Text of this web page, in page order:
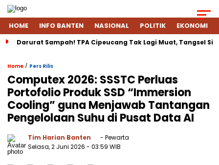
HOME INFO BANTEN NASIONAL POLITIK EKONOMI
Darurat Sampah! TPA Cipeucang Tak Lagi Muat, Tangsel
Home / Pers Rilis
Computex 2026: SSSTC Perluas
Portofolio Produk SSD “Immersion
Cooling” guna Menjawab Tantangan
Pengelolaan Suhu di Pusat Data AI
Tim Harian Banten
- Pewarta
Selasa, 2 Juni 2026 - 03:59 WIB